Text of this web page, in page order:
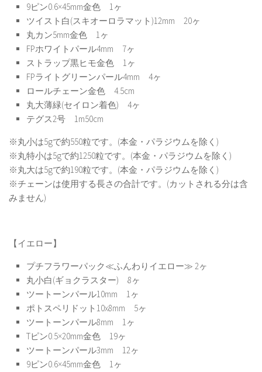
9ピン0.6×45mm金色 1ヶ
ツイスト白(スキオーロラマット)12mm 20ヶ
丸カン5mm金色 1ヶ
FPホワイトパール4mm 7ヶ
ストラップ黒ヒモ金色 1ヶ
FPライトグリーンパール4mm 4ヶ
ロールチェーン金色 4.5cm
丸大薄緑(セイロン着色) 4ヶ
テグス2号 1m50cm
※丸小は5gで約550粒です。(本金・パラジウムを除く)
※丸特小は5gで約1250粒です。(本金・パラジウムを除く)
※丸大は5gで約190粒です。(本金・パラジウムを除く)
※チェーンは使用する長さの合計です。(カットされる分は含
みません)
【イエロー】
プチフラワーパック≪ふんわりイエロー≫ 2ヶ
丸小白(ギョクラスター) 8ヶ
ツートーンパール10mm 1ヶ
ポトスペリドット10x8mm 5ヶ
ツートーンパール8mm 1ヶ
Tピン0.5×20mm金色 19ヶ
ツートーンパール3mm 12ヶ
9ピン0.6×45mm金色 1ヶ